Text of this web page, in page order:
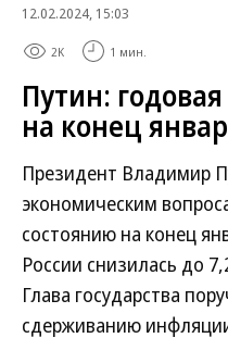
12.02.2024, 15:03
2K 1 мин.
Путин:
на конец
Президент Владимир
экономическим
состоянию на конец
России снизилась до
Глава государства
сдерживанию